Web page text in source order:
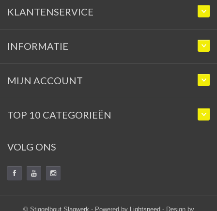
KLANTENSERVICE
INFORMATIE
MIJN ACCOUNT
TOP 10 CATEGORIEËN
VOLG ONS
© Stiggelbout Slagwerk - Powered by Lightspeed- Design by